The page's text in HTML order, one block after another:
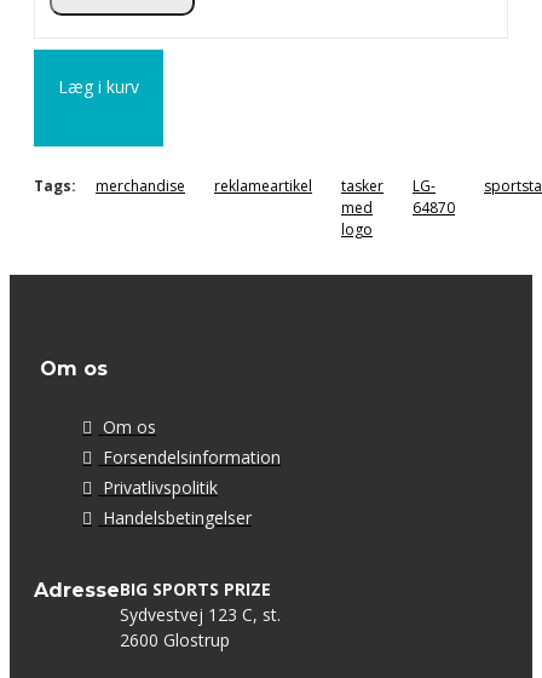
Læg i kurv
Tags: merchandise reklameartikel
tasker
med
logo
LG-
64870
Om os
Om os
Forsendelsinformation
Privatlivspolitik
Handelsbetingelser
AdresseBIG SPORTS PRIZE
Sydvestvej 123 C, st.
2600 Glostrup